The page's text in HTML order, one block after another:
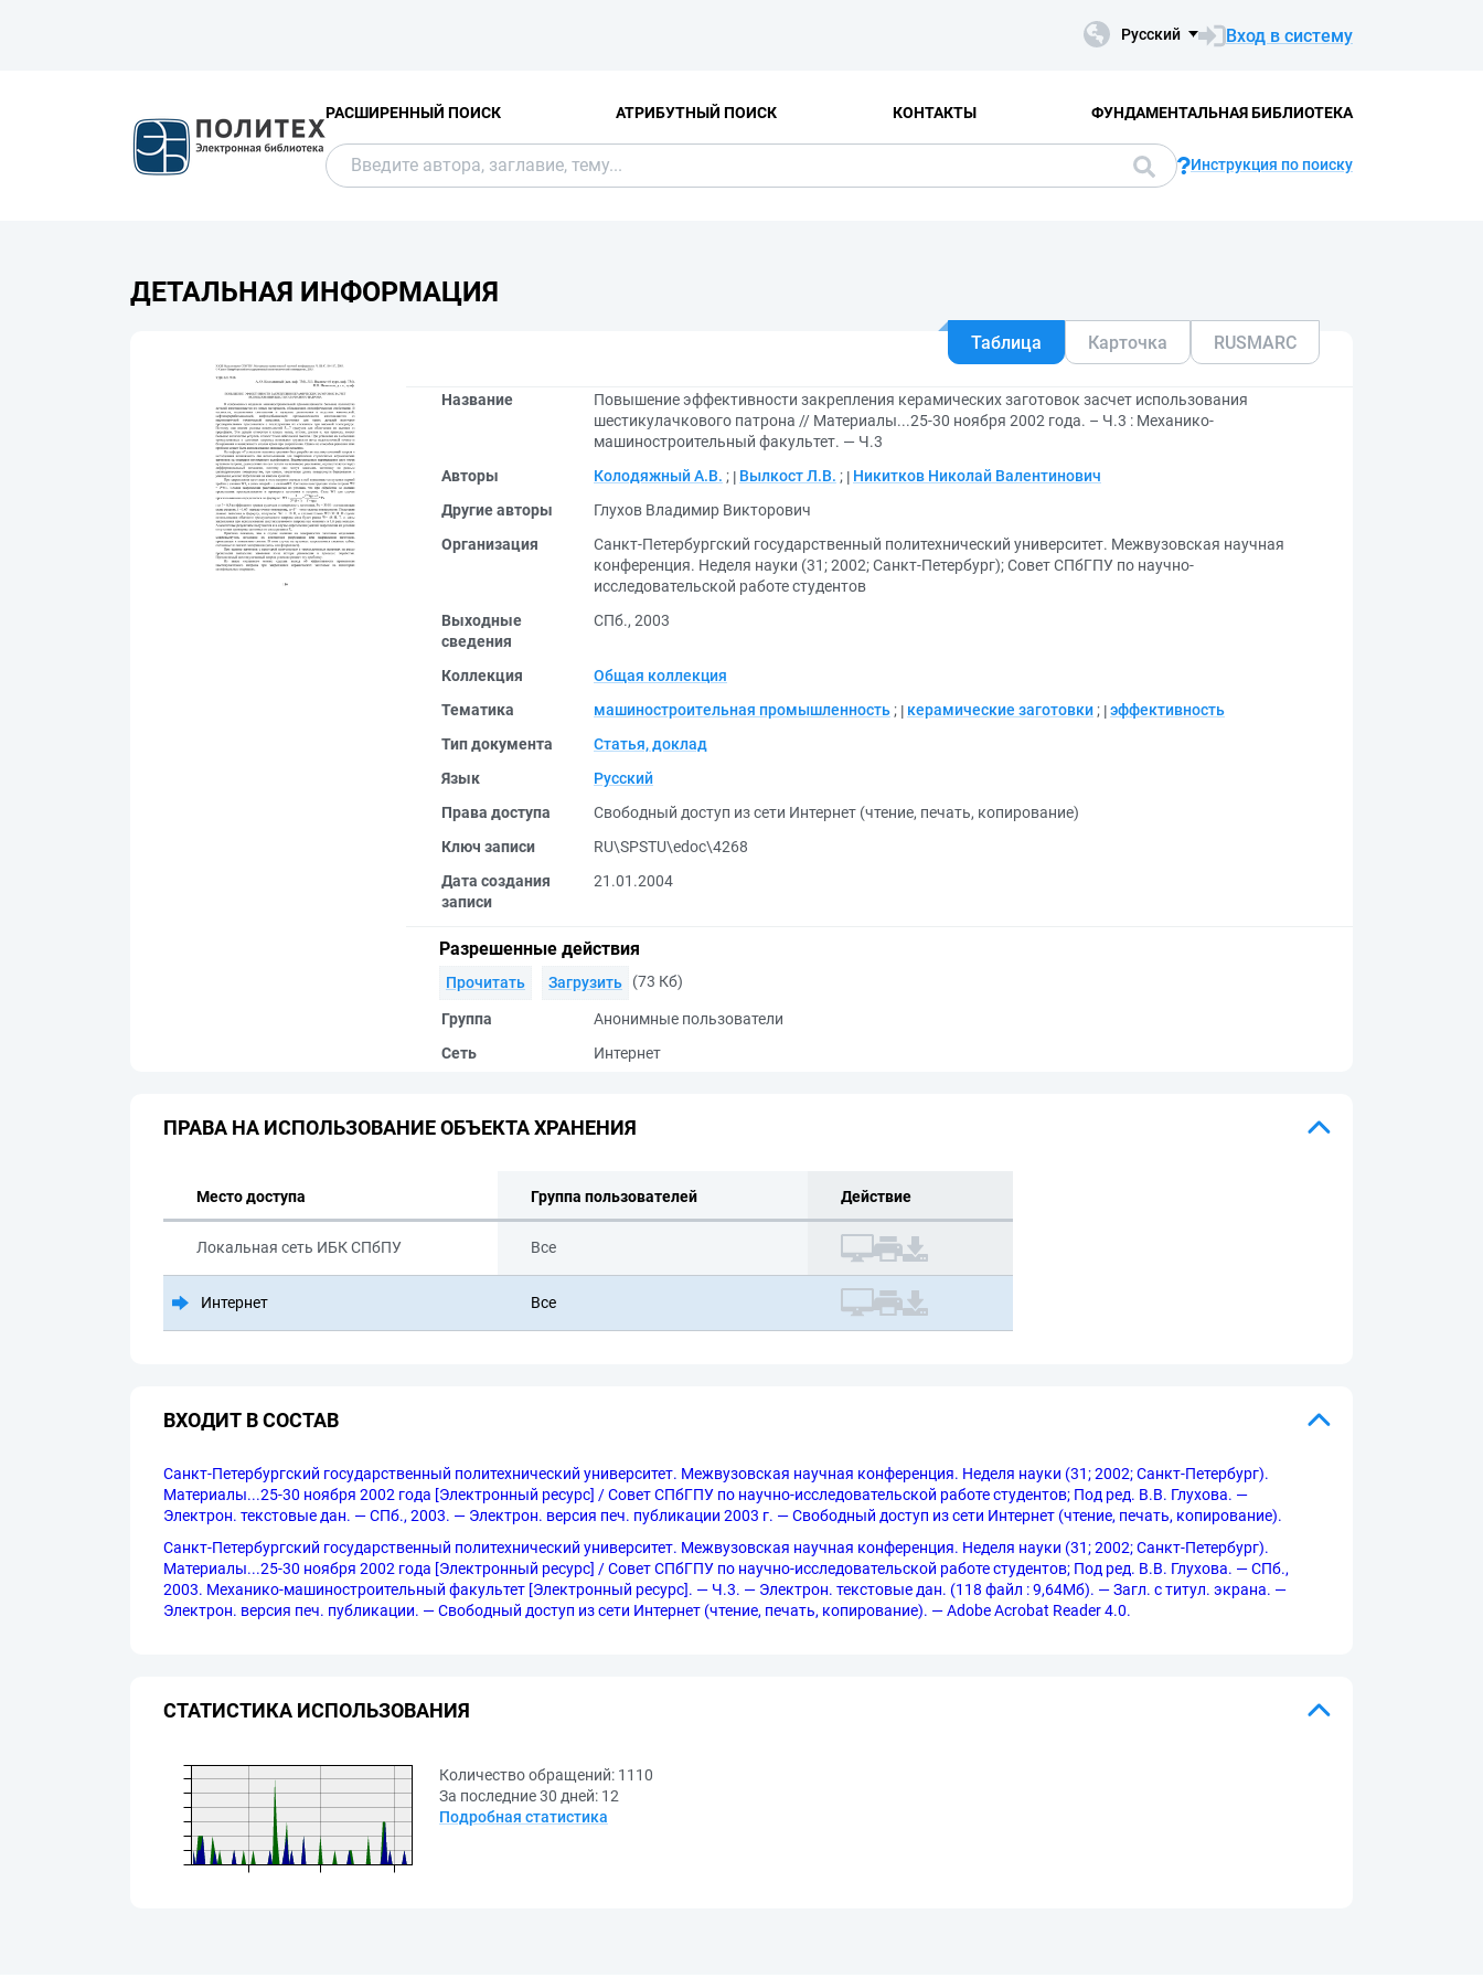
Русский Вход в систему
РАСШИРЕННЫЙ ПОИСК АТРИБУТНЫЙ ПОИСК КОНТАКТЫ ФУНДАМЕНТАЛЬНАЯ БИБЛИОТЕКА
Инструкция по поиску
ДЕТАЛЬНАЯ ИНФОРМАЦИЯ
Таблица Карточка RUSMARC
Название
Повышение эффективности закрепления керамических заготовок засчет использования
шестикулачкового патрона // Материалы...25-30 ноября 2002 года. – Ч.3 : Механико-
машиностроительный факультет. — Ч.3
Авторы
Колодяжный А.В. ; Вылкост Л.В. ;
Никитков Николай Валентинович
Другие авторы
Глухов Владимир Викторович
Организация
Санкт-Петербургский государственный политехнический университет. Межвузовская научная
конференция. Неделя науки (31; 2002; Санкт-Петербург);Совет СПбГПУ по научно-
исследовательской работе студентов
Выходные
сведения
СПб., 2003
Коллекция
Общая коллекция
Тематика
машиностроительная промышленность ; керамические заготовки ; эффективность
Тип документа
Статья, доклад
Язык
Русский
Права доступа
Свободный доступ из сети Интернет (чтение, печать, копирование)
Ключ записи
RU\SPSTU\edoc\4268
Дата создания
записи
21.01.2004
Разрешенные действия
Прочитать Загрузить (73 Кб)
Группа
Анонимные пользователи
Сеть
Интернет
ПРАВА НА ИСПОЛЬЗОВАНИЕ ОБЪЕКТА ХРАНЕНИЯ
Место доступа Группа пользователей Действие
Локальная сеть ИБК СПбПУ Все
Интернет Все
ВХОДИТ В СОСТАВ
Санкт-Петербургский государственный политехнический университет. Межвузовская научная конференция. Неделя науки (31; 2002; Санкт-Петербург).
Материалы...25-30 ноября 2002 года [Электронный ресурс] / Совет СПбГПУ по научно-исследовательской работе студентов; Под ред. В.В. Глухова. —
Электрон. текстовые дан. — СПб., 2003. — Электрон. версия печ. публикации 2003 г. — Свободный доступ из сети Интернет (чтение, печать, копирование).
Санкт-Петербургский государственный политехнический университет. Межвузовская научная конференция. Неделя науки (31; 2002; Санкт-Петербург).
Материалы...25-30 ноября 2002 года [Электронный ресурс] / Совет СПбГПУ по научно-исследовательской работе студентов; Под ред. В.В. Глухова. — СПб.,
2003. Механико-машиностроительный факультет [Электронный ресурс]. — Ч.3. — Электрон. текстовые дан. (118 файл : 9,64Мб). — Загл. с титул. экрана. —
Электрон. версия печ. публикации. — Свободный доступ из сети Интернет (чтение, печать, копирование). — Adobe Acrobat Reader 4.0.
СТАТИСТИКА ИСПОЛЬЗОВАНИЯ
Количество обращений: 1110
За последние 30 дней: 12
Подробная статистика